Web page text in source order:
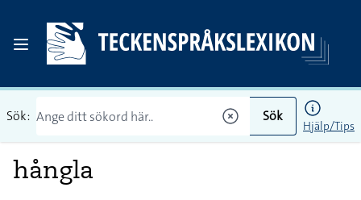
Sök: Sök
Hjälp/Tips
hångla